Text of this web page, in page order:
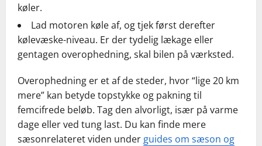
køler.
Lad motoren køle af, og tjek først derefter
kølevæske-niveau. Er der tydelig lækage eller
gentagen overophedning, skal bilen på værksted.
Overophedning er et af de steder, hvor “lige 20 km
mere” kan betyde topstykke og pakning til
femcifrede beløb. Tag den alvorligt, især på varme
dage eller ved tung last. Du kan finde mere
sæsonrelateret viden under guides om sæson og